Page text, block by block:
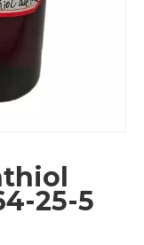
25-5